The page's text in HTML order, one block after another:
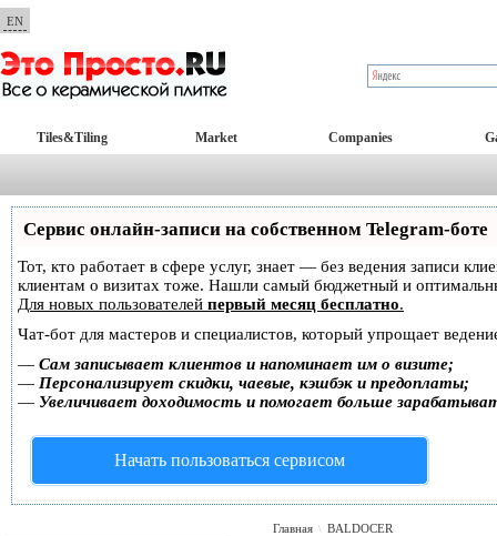
EN
Tiles&Tiling Market Companies
Сервис онлайн-записи на собственном Telegram-боте
Тот, кто работает в сфере услуг, знает — без ведения записи
клиентам о визитах тоже. Нашли самый бюджетный и
Для новых пользователей первый месяц бесплатно.
Чат-бот для мастеров и специалистов, который упрощает
— Сам записывает клиентов и напоминает им о визите;
— Персонализирует скидки, чаевые, кэшбэк и предоплаты;
— Увеличивает доходимость и помогает больше
Начать пользоваться сервисом
Главная \ BALDOCER